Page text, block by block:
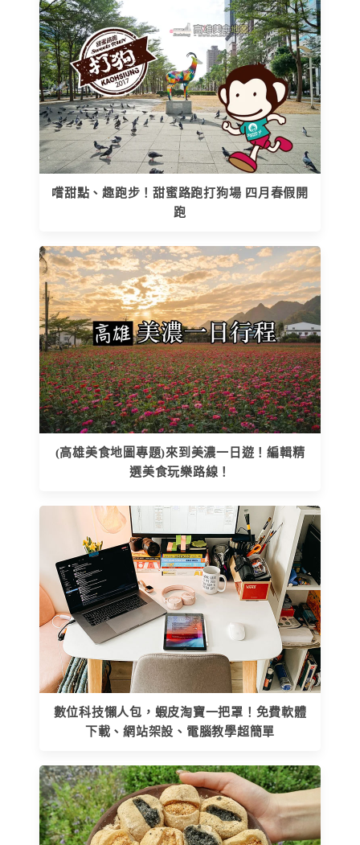
嚐甜點、趣跑步！甜蜜路跑打狗場 四月春假開
跑
(高雄美食地圖專題)來到美濃一日遊！編輯精
選美食玩樂路線！
數位科技懶人包，蝦皮淘寶一把罩！免費軟體
下載、網站架設、電腦教學超簡單